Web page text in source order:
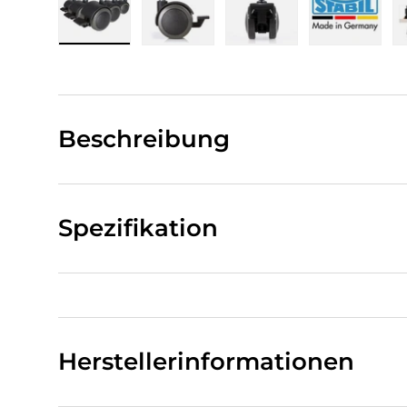
Beschreibung
Spezifikation
Herstellerinformationen